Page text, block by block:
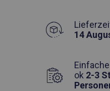
14
ok 2-3